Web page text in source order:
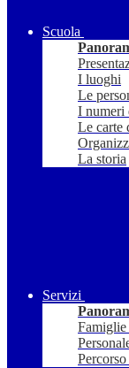
Scuola
I luoghi
Le
I numeri
Le carte
La storia
Servizi
Famiglie